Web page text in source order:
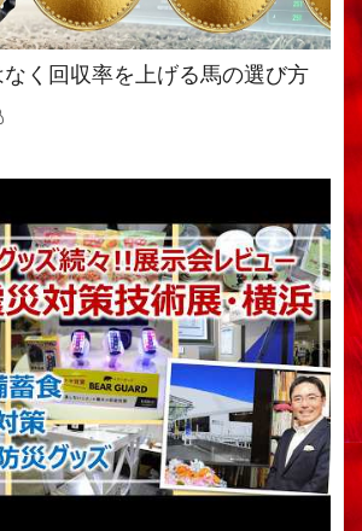
く回収率を上げる馬の選び方